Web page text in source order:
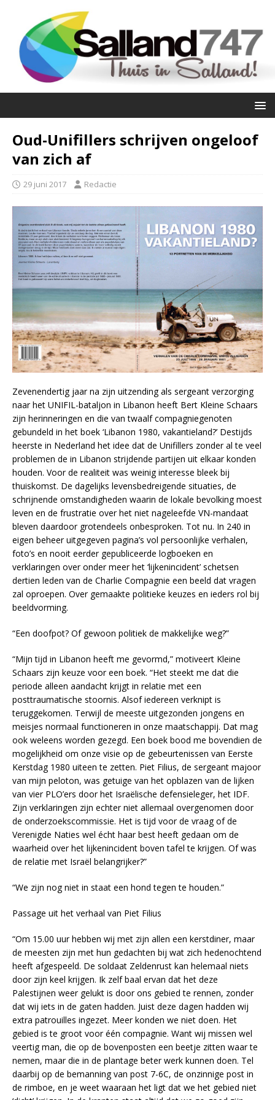
Oud-Unifillers schrijven ongeloof
van zich af
29 juni 2017 Redactie
Zevenendertig jaar na zijn uitzending als sergeant verzorging
naar het UNIFIL-bataljon in Libanon heeft Bert Kleine Schaars
zijn herinneringen en die van twaalf compagniegenoten
gebundeld in het boek ‘Libanon 1980, vakantieland?’ Destijds
heerste in Nederland het idee dat de Unifillers zonder al te veel
problemen de in Libanon strijdende partijen uit elkaar konden
houden. Voor de realiteit was weinig interesse bleek bij
thuiskomst. De dagelijks levensbedreigende situaties, de
schrijnende omstandigheden waarin de lokale bevolking moest
leven en de frustratie over het niet nageleefde VN-mandaat
bleven daardoor grotendeels onbesproken. Tot nu. In 240 in
eigen beheer uitgegeven pagina’s vol persoonlijke verhalen,
foto’s en nooit eerder gepubliceerde logboeken en
verklaringen over onder meer het ‘lijkenincident’ schetsen
dertien leden van de Charlie Compagnie een beeld dat vragen
zal oproepen. Over gemaakte politieke keuzes en ieders rol bij
beeldvorming.
“Een doofpot? Of gewoon politiek de makkelijke weg?”
“Mijn tijd in Libanon heeft me gevormd,” motiveert Kleine
Schaars zijn keuze voor een boek. “Het steekt me dat die
periode alleen aandacht krijgt in relatie met een
posttraumatische stoornis. Alsof iedereen verknipt is
teruggekomen. Terwijl de meeste uitgezonden jongens en
meisjes normaal functioneren in onze maatschappij. Dat mag
ook weleens worden gezegd. Een boek bood me bovendien de
mogelijkheid om onze visie op de gebeurtenissen van Eerste
Kerstdag 1980 uiteen te zetten. Piet Filius, de sergeant majoor
van mijn peloton, was getuige van het opblazen van de lijken
van vier PLO’ers door het Israëlische defensieleger, het IDF.
Zijn verklaringen zijn echter niet allemaal overgenomen door
de onderzoekscommissie. Het is tijd voor de vraag of de
Verenigde Naties wel écht haar best heeft gedaan om de
waarheid over het lijkenincident boven tafel te krijgen. Of was
de relatie met Israël belangrijker?”
“We zijn nog niet in staat een hond tegen te houden.”
Passage uit het verhaal van Piet Filius
“Om 15.00 uur hebben wij met zijn allen een kerstdiner, maar
de meesten zijn met hun gedachten bij wat zich hedenochtend
heeft afgespeeld. De soldaat Zeldenrust kan helemaal niets
door zijn keel krijgen. Ik zelf baal ervan dat het deze
Palestijnen weer gelukt is door ons gebied te rennen, zonder
dat wij iets in de gaten hadden. Juist deze dagen hadden wij
extra patrouilles ingezet. Meer konden we niet doen. Het
gebied is te groot voor één compagnie. Want wij missen wel
veertig man, die op de bovenposten een beetje zitten waar te
nemen, maar die in de plantage beter werk kunnen doen. Tel
daarbij op de bemanning van post 7-6C, de onzinnige post in
de rimboe, en je weet waaraan het ligt dat we het gebied niet